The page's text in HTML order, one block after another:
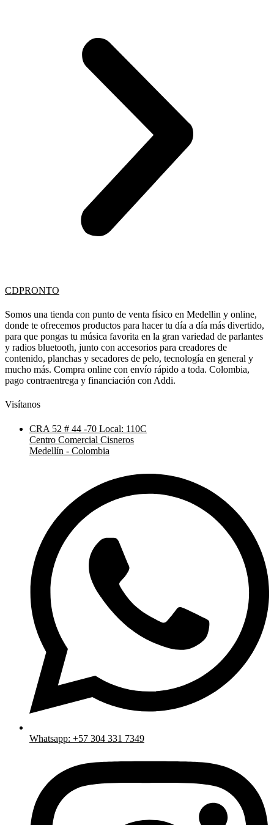
CDPRONTO
Somos una tienda con punto de venta físico en Medellin y online,
donde te ofrecemos productos para hacer tu día a día más divertido,
para que pongas tu música favorita en la gran variedad de parlantes
y radios bluetooth, junto con accesorios para creadores de
contenido, planchas y secadores de pelo, tecnología en general y
mucho más. Compra online con envío rápido a toda. Colombia,
pago contraentrega y financiación con Addi.
Visítanos
CRA 52 # 44 -70 Local: 110C
Centro Comercial Cisneros
Medellín - Colombia
Whatsapp: +57 304 331 7349